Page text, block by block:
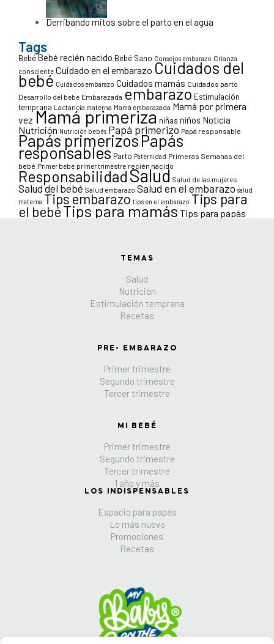
Derribando mitos sobre el parto en el agua
Tags
BebéBebé recién nacido Bebé Sano Consejos embarazo Crianza
consciente Cuidado en el embarazo Cuidados del
bebé Cuidados embarazo Cuidados mamás Cuidados parto
Desarrollo del bebé Embarazada embarazo Estimulación
temprana Lactancia materna Mamá embarazada Mamá por primera
vez Mamá primeriza niñas niños Noticia
Nutrición Nutrición bebés Papá primerizo Papá responsable
Papás primerizosPapás
responsables Parto Paternidad Primeras Semanas del
bebé Primer bebé primer trimestre recién nacido
Responsabilidad Salud Salud de las mujeres
Salud del bebé Salud embarazo Salud en el embarazo salud
materna Tips embarazo tips en el embarazo Tips para
el bebéTips para mamásTips para papás
TEMAS
Salud
Nutrición
Estimulación temprana
Recetas
PRE- EMBARAZO
Primer trimestre
Segundo trimestre
Tercer trimestre
MI BEBÉ
Primer trimestre
Segundo trimestre
Tercer trimestre
1 año y más
LOS INDISPENSABLES
Espacio para papás
Lo más nuevo
Promociones
Recetas